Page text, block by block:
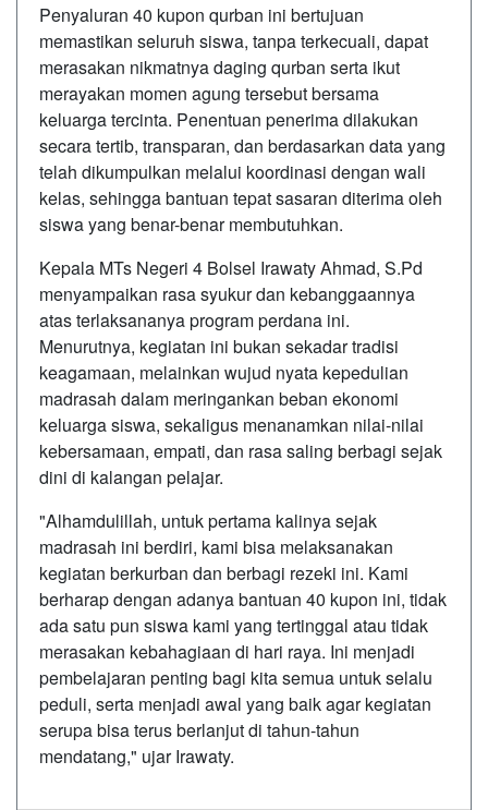
Penyaluran 40 kupon qurban ini bertujuan
memastikan seluruh siswa, tanpa terkecuali, dapat
merasakan nikmatnya daging qurban serta ikut
merayakan momen agung tersebut bersama
keluarga tercinta. Penentuan penerima dilakukan
secara tertib, transparan, dan berdasarkan data yang
telah dikumpulkan melalui koordinasi dengan wali
kelas, sehingga bantuan tepat sasaran diterima oleh
siswa yang benar-benar membutuhkan.
Kepala MTs Negeri 4 Bolsel Irawaty Ahmad, S.Pd
menyampaikan rasa syukur dan kebanggaannya
atas terlaksananya program perdana ini.
Menurutnya, kegiatan ini bukan sekadar tradisi
keagamaan, melainkan wujud nyata kepedulian
madrasah dalam meringankan beban ekonomi
keluarga siswa, sekaligus menanamkan nilai-nilai
kebersamaan, empati, dan rasa saling berbagi sejak
dini di kalangan pelajar.
"Alhamdulillah, untuk pertama kalinya sejak
madrasah ini berdiri, kami bisa melaksanakan
kegiatan berkurban dan berbagi rezeki ini. Kami
berharap dengan adanya bantuan 40 kupon ini, tidak
ada satu pun siswa kami yang tertinggal atau tidak
merasakan kebahagiaan di hari raya. Ini menjadi
pembelajaran penting bagi kita semua untuk selalu
peduli, serta menjadi awal yang baik agar kegiatan
serupa bisa terus berlanjut di tahun-tahun
mendatang," ujar Irawaty.